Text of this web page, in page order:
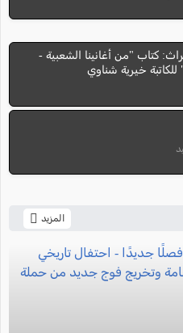
كتاب "من أغانينا الشعبية -
للكاتبة خيرية شناوي
المزيد